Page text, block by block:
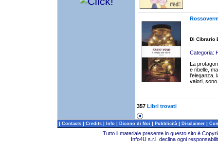
Di Cibrario
Categoria:
La
e ribelle,
l'eleganza,
valori,
357 Libri trovati
| Contacts | Credits | Info | Dicono di Noi | Pubblicità | Disclaimer |
Tutto il materiale presente in questo sito è
Info4U s.r.l. declina ogni